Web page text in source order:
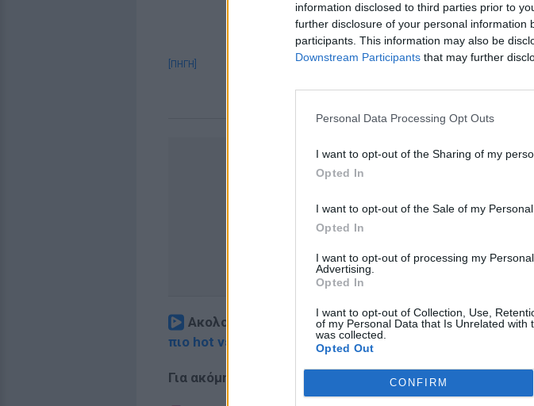
information disclosed to third parties prior to
further disclosure of your personal information
participants. This information may also be
Downstream Participants that may further
Personal Data Processing Opt Outs
I want to opt-out of the Sharing of my
Opted In
I want to opt-out of the Sale of my Personal
Opted In
I want to opt-out of processing my
Advertising.
Opted In
I want to opt-out of Collection, Use,
of my Personal Data that Is Unrelated with
was collected.
Opted Out
CONFIRM
[ΠΗΓΗ]
ΔΙΑΦΗΜΙΣΗ
Ακολουθήστε το E-Radio.gr στο Google Newsκαι
πιο hot νέα
Για ακόμη περισσότερα , μπείτε στηνροή ειδήσεων